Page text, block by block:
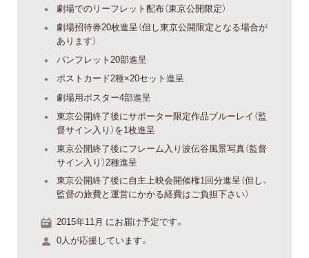
劇場でのリーフレット配布（東京公開限定）
劇場招待券20枚進呈（但し東京公開限定となる場合が
あります）
パンフレット20部進呈
ポストカード2種×20セット進呈
劇場用ポスター4部進呈
東京公開終了後にサポーター限定作品ブルーレイ（監
督サイン入り）を1枚進呈
東京公開終了後にフレーム入り波伝谷風景写真（監督
サイン入り）2種進呈
東京公開終了後に自主上映会開催権1回分進呈（但し、
監督の旅費と運営にかかる経費はご負担下さい）
2015年11月 にお届け予定です。
0人が応援しています。